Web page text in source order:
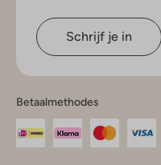
Schrijf je in
Betaalmethodes